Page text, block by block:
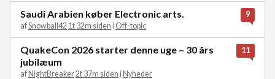
Saudi Arabien køber Electronic arts.
afSnowball42 1t 32m siden i Off-topic
9
QuakeCon 2026 starter denne uge – 30 års
jubilæum
af NightBreaker2t 37m siden i Nyheder
11